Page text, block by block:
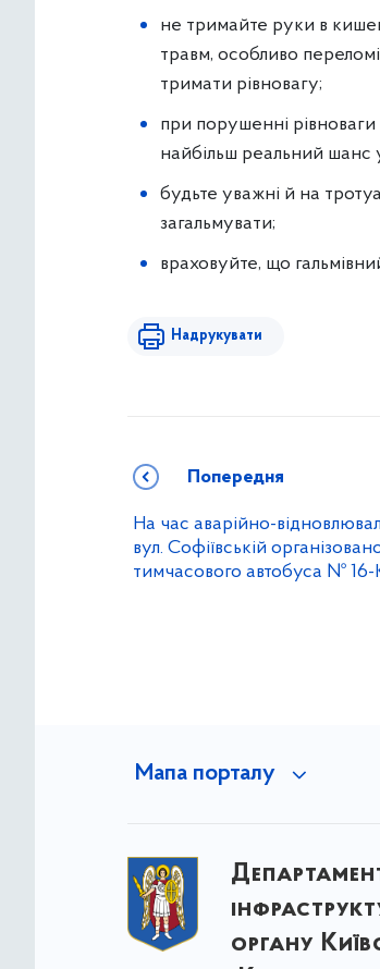
не тримайте руки в
травм, особливо
тримати рівновагу;
при порушенні
найбільш реальний шанс
будьте уважні й на
загальмувати;
враховуйте, що
Надрукувати
Попередня
На час аварійно-
вул. Софіївській
тимчасового автобуса № 16-
Мапа порталу
органу